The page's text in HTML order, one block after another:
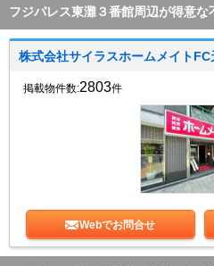
フジパレス東灘３番館周辺が得意な
株式会社サイラスホームメイトFC
掲載物件数:2803件
Webでお問合せ